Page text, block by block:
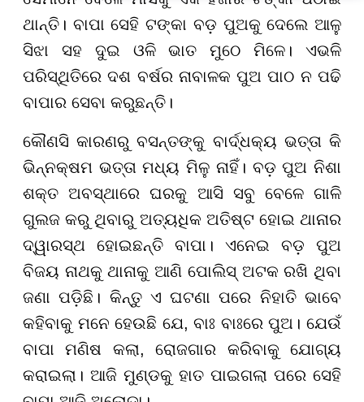
ଥାନ୍ତି। ବାପା ସେହି ଟଙ୍କା ବଡ଼ ପୁଅକୁ ଦେଲେ ଆଳୁ
ସିଝା ସହ ଦୁଇ ଓଳି ଭାତ ମୁଠେ ମିଳେ। ଏଭଳି
ପରିସ୍ଥିତିରେ ଦଶ ବର୍ଷର ନାବାଳକ ପୁଅ ପାଠ ନ ପଢି
ବାପାର ସେବା କରୁଛନ୍ତି।
କୌଣସି କାରଣରୁ ବସନ୍ତଙ୍କୁ ବାର୍ଦ୍ଧକ୍ୟ ଭତ୍ତା କି
ଭିନ୍ନକ୍ଷମ ଭତ୍ତା ମଧ୍ୟ ମିଳୁ ନାହିଁ। ବଡ଼ ପୁଅ ନିଶା
ଶକ୍ତ ଅବସ୍ଥାରେ ଘରକୁ ଆସି ସବୁ ବେଳେ ଗାଳି
ଗୁଲଜ କରୁ ଥିବାରୁ ଅତ୍ୟଧିକ ଅତିଷ୍ଟ ହୋଇ ଥାନାର
ଦ୍ୱାରସ୍ଥ ହୋଇଛନ୍ତି ବାପା। ଏନେଇ ବଡ଼ ପୁଅ
ବିଜୟ ନାଥକୁ ଥାନାକୁ ଆଣି ପୋଲିସ୍ ଅଟକ ରଖି ଥିବା
ଜଣା ପଡ଼ିଛି। କିନ୍ତୁ ଏ ଘଟଣା ପରେ ନିହାତି ଭାବେ
କହିବାକୁ ମନେ ହେଉଛି ଯେ, ବାଃ ବାଃରେ ପୁଅ। ଯେଉଁ
ବାପା ମଣିଷ କଲା, ରୋଜଗାର କରିବାକୁ ଯୋଗ୍ୟ
କରାଇଲା। ଆଜି ମୁଣ୍ଡକୁ ହାତ ପାଇଗଲା ପରେ ସେହି